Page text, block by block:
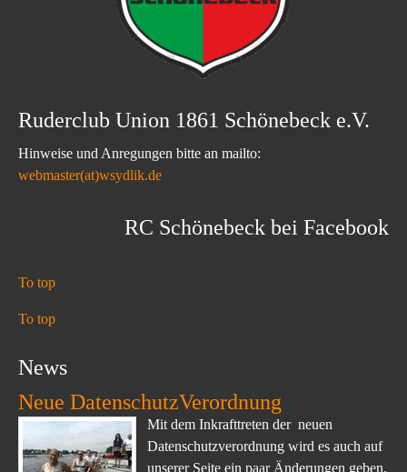
Ruderclub Union 1861 Schönebeck e.V.
Hinweise und Anregungen bitte an mailto:
webmaster(at)wsydlik.de
RC Schönebeck bei Facebook
To top
To top
News
Neue DatenschutzVerordnung
Mit dem Inkrafttreten der neuen
Datenschutzverordnung wird es auch auf
unserer Seite ein paar Änderungen geben.